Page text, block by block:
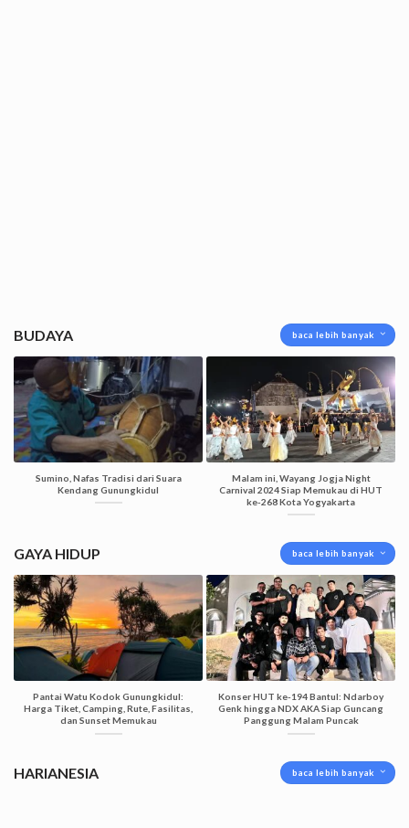
BUDAYA baca lebih banyak
Sumino, Nafas Tradisi dari Suara
Kendang Gunungkidul
Malam ini, Wayang Jogja Night
Carnival 2024 Siap Memukau di HUT
ke-268 Kota Yogyakarta
GAYA HIDUP baca lebih banyak
Pantai Watu Kodok Gunungkidul:
Harga Tiket, Camping, Rute, Fasilitas,
dan Sunset Memukau
Konser HUT ke-194 Bantul: Ndarboy
Genk hingga NDX AKA Siap Guncang
Panggung Malam Puncak
HARIANESIA baca lebih banyak